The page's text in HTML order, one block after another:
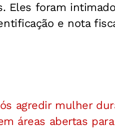
Eles foram
e nota
agredir mulher
áreas abertas